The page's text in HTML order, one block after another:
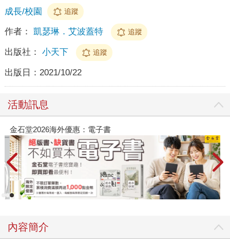
成長/校園
追蹤
作者： 凱瑟琳．艾波蓋特 追蹤
出版社： 小天下 追蹤
出版日： 2021/10/22
活動訊息
金石堂2026海外優惠：電子書
內容簡介